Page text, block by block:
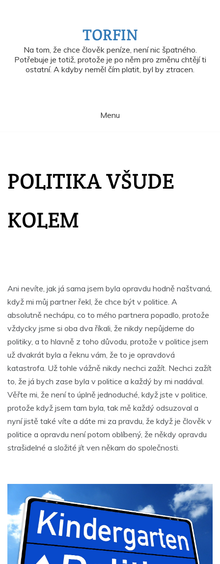
TORFIN
Na tom, že chce člověk peníze, není nic špatného.
Potřebuje je totiž, protože je po něm pro změnu chtějí ti
ostatní. A kdyby neměl čím platit, byl by ztracen.
Menu
POLITIKA VŠUDE
KOLEM
Ani nevíte, jak já sama jsem byla opravdu hodně naštvaná,
když mi můj partner řekl, že chce být v politice. A
absolutně nechápu, co to mého partnera popadlo, protože
vždycky jsme si oba dva říkali, že nikdy nepůjdeme do
politiky, a to hlavně z toho důvodu, protože v politice jsem
už dvakrát byla a řeknu vám, že to je opravdová
katastrofa. Už tohle vážně nikdy nechci zažít. Nechci zažít
to, že já bych zase byla v politice a každý by mi nadával.
Věřte mi, že není to úplně jednoduché, když jste v politice,
protože když jsem tam byla, tak mě každý odsuzoval a
nyní jistě také víte a dáte mi za pravdu, že když je člověk v
politice a opravdu není potom oblíbený, že někdy opravdu
strašidelné a složité jít ven někam do společnosti.